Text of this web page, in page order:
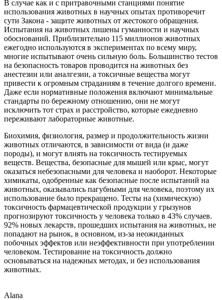
В случае как и с притравочными станциями понятие
использования животных в научных опытах противоречит
сути Закона - защите животных от жестокого обращения.
Испытания на животных лишены гуманности и научных
обоснований. Приблизительно 115 миллионов животных
ежегодно используются в экспериментах по всему миру,
многие испытывают очень сильную боль. Большинство тестов
на безопасность товаров проводится на животных без
анестезии или аналгезии, а токсичные вещества могут
привести к огромным страданиям в течение долгого времени.
Даже если нормативные положения включают минимальные
стандарты по бережному отношению, они не могут
исключить тот страх и расстройство, которые ежедневно
переживают лабораторные животные.
Биохимия, физиология, размер и продолжительность жизни
животных отличаются, в зависимости от вида (и даже
породы), и могут влиять на токсичность тестируемых
веществ. Вещества, безопасные для мышей или крыс, могут
оказаться небезопасными для человека и наоборот. Некоторые
химикаты, одобренные как безопасные после испытаний на
животных, оказывались пагубными для человека, поэтому их
использование было прекращено. Тесты на (химическую)
токсичность фармацевтической продукции у грызунов
прогнозируют токсичность у человека только в 43% случаев.
92% новых лекарств, прошедших испытания на животных, не
попадают на рынок, в основном, из-за неожиданных
побочных эффектов или неэффективности при употреблении
человеком. Тестирование на токсичность должно
основываться на надежных методах, и без использования
животных.
Alana